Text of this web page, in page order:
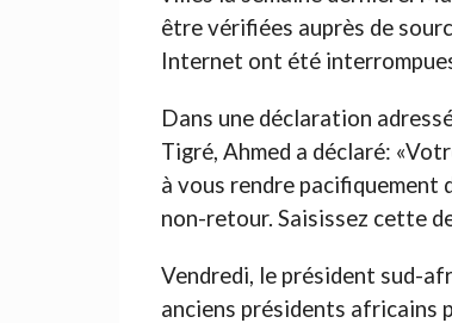
être vérifiées auprès de
Internet ont été
Dans une déclaration
Tigré, Ahmed a déclaré:
à vous rendre pacifiquement
non-retour. Saisissez cette
Vendredi, le président sud-
anciens présidents africains